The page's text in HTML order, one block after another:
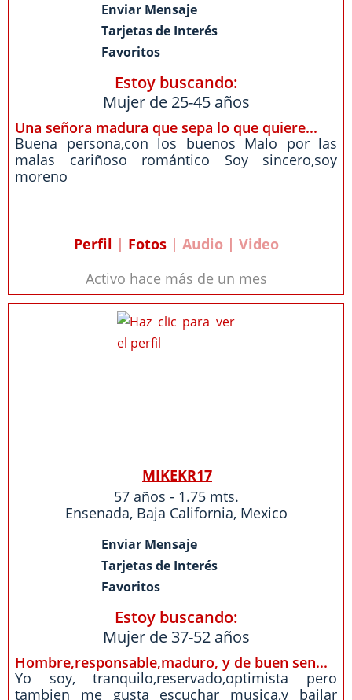
Enviar Mensaje
Tarjetas de Interés
Favoritos
Estoy buscando:
Mujer de 25-45 años
Una señora madura que sepa lo que quiere...
Buena persona,con los buenos Malo por las
malas cariñoso romántico Soy sincero,soy
moreno
Perfil | Fotos| Audio | Video
Activo hace más de un mes
MIKEKR17
57 años - 1.75 mts.
Ensenada, Baja California, Mexico
Enviar Mensaje
Tarjetas de Interés
Favoritos
Estoy buscando:
Mujer de 37-52 años
Hombre,responsable,maduro, y de buen sen...
Yo soy, tranquilo,reservado,optimista pero
tambien me gusta escuchar musica,y bailar